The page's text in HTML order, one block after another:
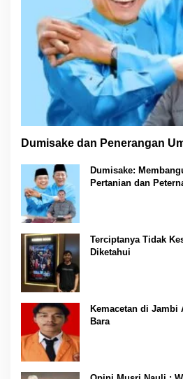
Dumisake dan Penerangan
Dumisake:
Pertanian dan
Terciptanya Tidak
Diketahui
Kemacetan di Jambi
Bara